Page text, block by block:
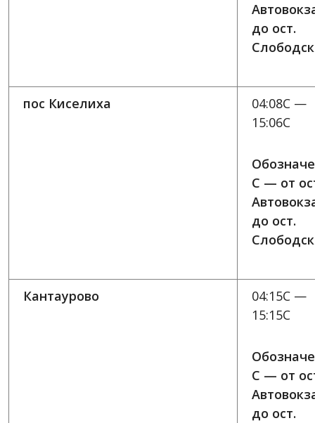
до ост.
пос Киселиха
04:08C —
15:06C
C — от
до ост.
Кантаурово
04:15C —
15:15C
C — от
до ост.